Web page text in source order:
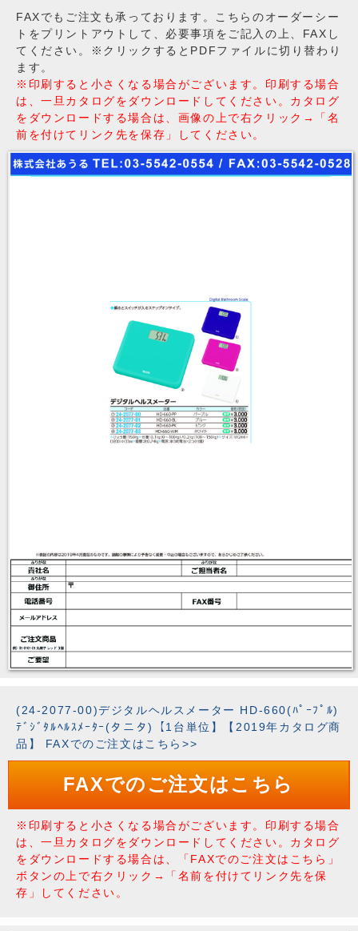
FAXでもご注文も承っております。こちらのオーダーシー
トをプリントアウトして、必要事項をご記入の上、FAXし
てください。※クリックするとPDFファイルに切り替わり
ます。
※印刷すると小さくなる場合がございます。印刷する場合
は、一旦カタログをダウンロードしてください。カタログ
をダウンロードする場合は、画像の上で右クリック→「名
前を付けてリンク先を保存」してください。
(24-2077-00)デジタルヘルスメーター HD-660(ﾊﾟｰﾌﾟﾙ)
ﾃﾞｼﾞﾀﾙﾍﾙｽﾒｰﾀｰ(タニタ)【1台単位】【2019年カタログ商
品】 FAXでのご注文はこちら>>
FAXでのご注文はこちら
※印刷すると小さくなる場合がございます。印刷する場合
は、一旦カタログをダウンロードしてください。カタログ
をダウンロードする場合は、「FAXでのご注文はこちら」
ボタンの上で右クリック→「名前を付けてリンク先を保
存」してください。